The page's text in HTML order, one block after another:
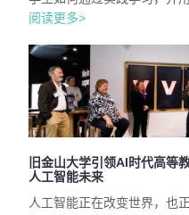
阅读更多>
旧金山大学引领AI时代高等
人工智能未来
人工智能正在改变世界，也